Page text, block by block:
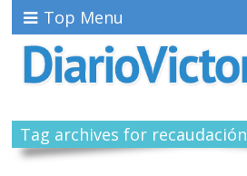
Top Menu
Tag archives for recaudación